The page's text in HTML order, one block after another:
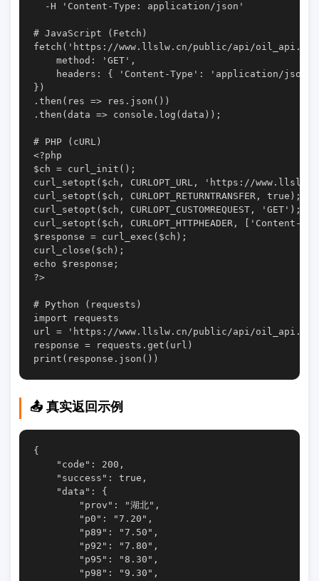
  -H 'Content-Type: application/json'
# JavaScript (Fetch)
fetch('https://www.llslw.cn/public/api/
    method: 'GET',
headers: { 'Content-Type': 'application/json'
})
.then(res => res.json())
.then(data => console.log(data));
# PHP (cURL)
<?php
$ch = curl_init();
curl_setopt($ch, CURLOPT_URL, 'https://
curl_setopt($ch, CURLOPT_RETURNTRANSFER, true);
curl_setopt($ch, CURLOPT_CUSTOMREQUEST, 'GET');
curl_setopt($ch, CURLOPT_HTTPHEADER,
$response = curl_exec($ch);
curl_close($ch);
echo $response;
?>
# Python (requests)
import requests
url = 'https://www.llslw.cn/public/api/
response = requests.get(url)
📤 真实返回示例
{
    "code": 200,
    "success": true,
    "data": {
        "prov": "湖北",
        "p0": "7.20",
        "p89": "7.50",
        "p92": "7.80",
        "p95": "8.30",
        "p98": "9.30",